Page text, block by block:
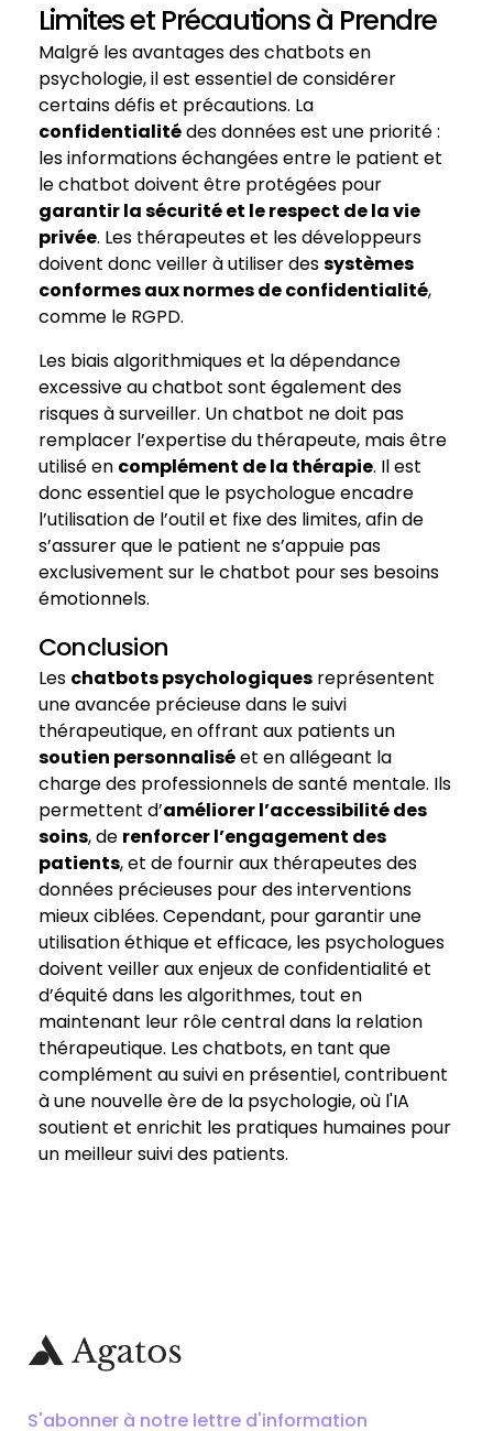
Limites et Précautions à Prendre
Malgré les avantages des chatbots en
psychologie, il est essentiel de considérer
certains défis et précautions. La
confidentialitédes données est une priorité :
les informations échangées entre le patient et
le chatbot doivent être protégées pour
garantir la sécurité et le respect de la vie
privée. Les thérapeutes et les développeurs
doivent donc veiller à utiliser dessystèmes
conformes aux normes de confidentialité,
comme le RGPD.
Les biais algorithmiques et la dépendance
excessive au chatbot sont également des
risques à surveiller. Un chatbot ne doit pas
remplacer l’expertise du thérapeute, mais être
utilisé en complément de la thérapie. Il est
donc essentiel que le psychologue encadre
l’utilisation de l’outil et fixe des limites, afin de
s’assurer que le patient ne s’appuie pas
exclusivement sur le chatbot pour ses besoins
émotionnels.
Conclusion
Les chatbots psychologiques représentent
une avancée précieuse dans le suivi
thérapeutique, en offrant aux patients un
soutien personnaliséet en allégeant la
charge des professionnels de santé mentale. Ils
permettent d’améliorer l’accessibilité des
soins, de renforcer l’engagement des
patients, et de fournir aux thérapeutes des
données précieuses pour des interventions
mieux ciblées. Cependant, pour garantir une
utilisation éthique et efficace, les psychologues
doivent veiller aux enjeux de confidentialité et
d’équité dans les algorithmes, tout en
maintenant leur rôle central dans la relation
thérapeutique. Les chatbots, en tant que
complément au suivi en présentiel, contribuent
à une nouvelle ère de la psychologie, où l'IA
soutient et enrichit les pratiques humaines pour
un meilleur suivi des patients.
S'abonner à notre lettre d'information